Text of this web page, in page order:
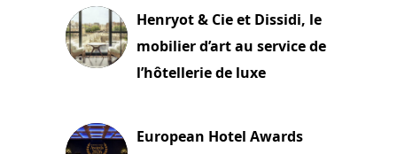
Henryot & Cie et Dissidi, le
mobilier d’art au service de
l’hôtellerie de luxe
European Hotel Awards